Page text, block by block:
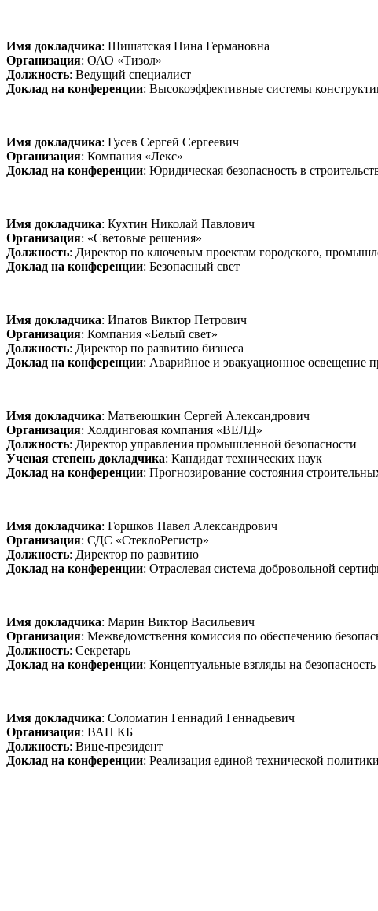
Имя докладчика: Шишатская Нина Германовна
Организация: ОАО «Тизол»
Должность: Ведущий специалист
Доклад на конференции: Высокоэффективные системы
Имя докладчика: Гусев Сергей Сергеевич
Организация: Компания «Лекс»
Доклад на конференции: Юридическая безопасность в
Имя докладчика: Кухтин Николай Павлович
Организация: «Световые решения»
Должность: Директор по ключевым проектам городского,
Доклад на конференции: Безопасный свет
Имя докладчика: Ипатов Виктор Петрович
Организация: Компания «Белый свет»
Должность: Директор по развитию бизнеса
Доклад на конференции: Аварийное и эвакуационное освещение
Имя докладчика: Матвеюшкин Сергей Александрович
Организация: Холдинговая компания «ВЕЛД»
Должность: Директор управления промышленной безопасности
Ученая степень докладчика: Кандидат технических наук
Доклад на конференции: Прогнозирование состояния
Имя докладчика: Горшков Павел Александрович
Организация: СДС «СтеклоРегистр»
Должность: Директор по развитию
Доклад на конференции: Отраслевая система добровольной
Имя докладчика: Марин Виктор Васильевич
Организация: Межведомствення комиссия по обеспечению
Должность: Секретарь
Доклад на конференции: Концептуальные взгляды на
Имя докладчика: Соломатин Геннадий Геннадьевич
Организация: ВАН КБ
Должность: Вице-президент
Доклад на конференции: Реализация единой технической